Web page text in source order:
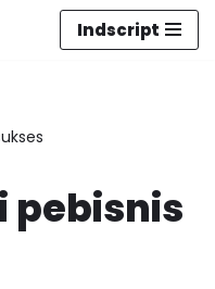
Indscript
pebisnis